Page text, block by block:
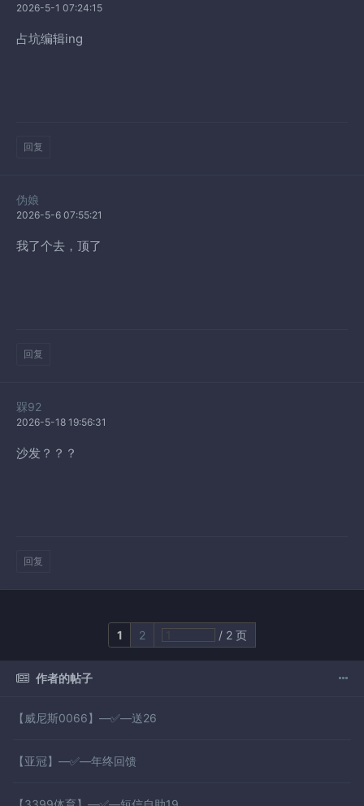
2026-5-1 07:24:15
占坑编辑ing
回复
伪娘
2026-5-6 07:55:21
我了个去，顶了
回复
槑92
2026-5-18 19:56:31
沙发？？？
回复
1 2 / 2 页
作者的帖子
【威尼斯0066】—✅—送26
【亚冠】—✅—年终回馈